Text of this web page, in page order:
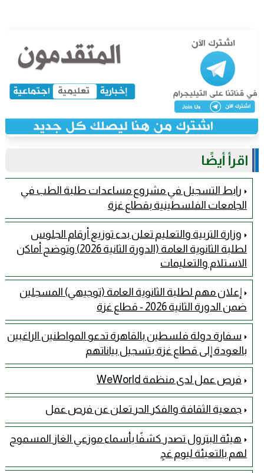
اقرأ أيضًا
رابط التسجيل في مشروع مساعدات طلبة الطب في
الجامعات الفلسطينية بقطاع غزة
وزارة التربية والتعليم تعلن بدء توزيع أرقام الجلوس
لطلبة الثانوية العامة (الدورة الثانية 2026) وتوضح أماكن
الاستلام والتعليمات
إعلان مهم لطلبة الثانوية العامة (توجيهي) المسجلين
ضمن الدورة الثانية 2026 - قطاع غزة
سفارة دولة فلسطين بالقاهرة تدعو المواطنين الراغبين
بالعودة إلى قطاع غزة بتسجيل بياناتهم
فرص عمل لدى منظمة WeWorld
جمعية الثقافة والفكر الحر تعلن عن فرص عمل
هيئة البترول تصدر كشفًا بأسماء موزعي الغاز المسموح
لهم بالتعبئة ليوم غدٍ